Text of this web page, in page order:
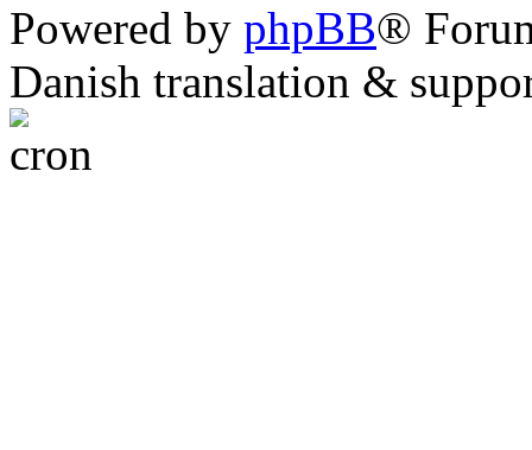
Powered by phpBB®
Danish translation &